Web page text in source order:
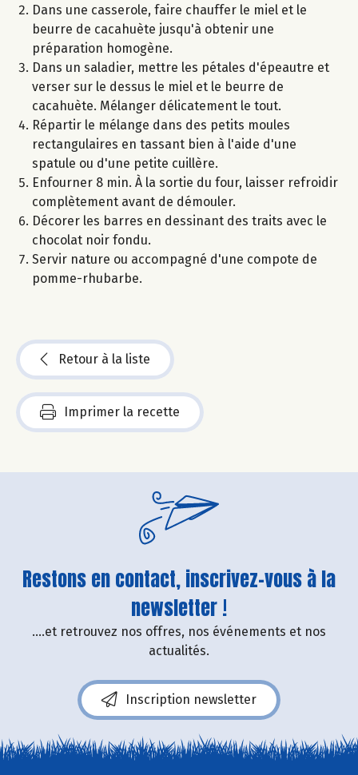
Dans une casserole, faire chauffer le miel et le
beurre de cacahuète jusqu'à obtenir une
préparation homogène.
Dans un saladier, mettre les pétales d'épeautre et
verser sur le dessus le miel et le beurre de
cacahuète. Mélanger délicatement le tout.
Répartir le mélange dans des petits moules
rectangulaires en tassant bien à l'aide d'une
spatule ou d'une petite cuillère.
Enfourner 8 min. À la sortie du four, laisser refroidir
complètement avant de démouler.
Décorer les barres en dessinant des traits avec le
chocolat noir fondu.
Servir nature ou accompagné d'une compote de
pomme-rhubarbe.
Retour à la liste
Imprimer la recette
Restons en contact, inscrivez-vous à la
newsletter !
....et retrouvez nos offres, nos événements et nos
actualités.
Inscription newsletter